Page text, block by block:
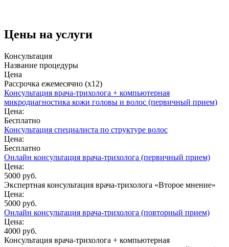
Цены на услуги
Консультация
Название процедуры
Цена
Рассрочка ежемесячно (x12)
Консультация врача-трихолога + компьютерная
микродиагностика кожи головы и волос (первичный прием)
Цена:
Бесплатно
Консультация специалиста по структуре волос
Цена:
Бесплатно
Онлайн консультация врача-трихолога (первичный прием)
Цена:
5000 руб.
Экспертная консультация врача-трихолога «Второе мнение»
Цена:
5000 руб.
Онлайн консультация врача-трихолога (повторный прием)
Цена:
4000 руб.
Консультация врача-трихолога + компьютерная